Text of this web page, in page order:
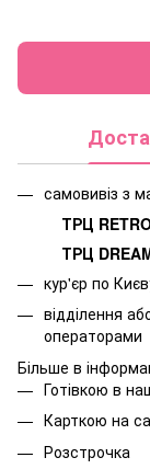
самовивіз з
ТРЦ
ТРЦ
кур'єр по
відділення
операторами
Більше в
Готівкою в
Карткою на
Розстрочка